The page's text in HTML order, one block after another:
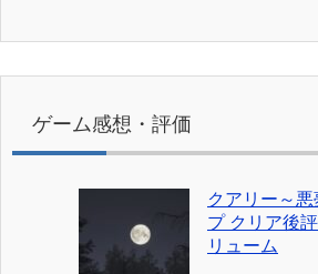
ゲーム感想・評価
クアリー～
プ クリア後
リューム